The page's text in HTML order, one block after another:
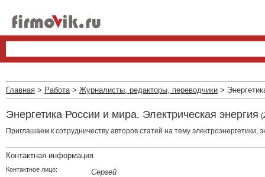
Главная > Работа> Журналисты, редакторы, переводчики >
Энергетика России и мира. Электрическая энергия (
Приглашаем к сотрудничеству авторов статей на тему
Контактная информация
Контактное лицо: Сергей